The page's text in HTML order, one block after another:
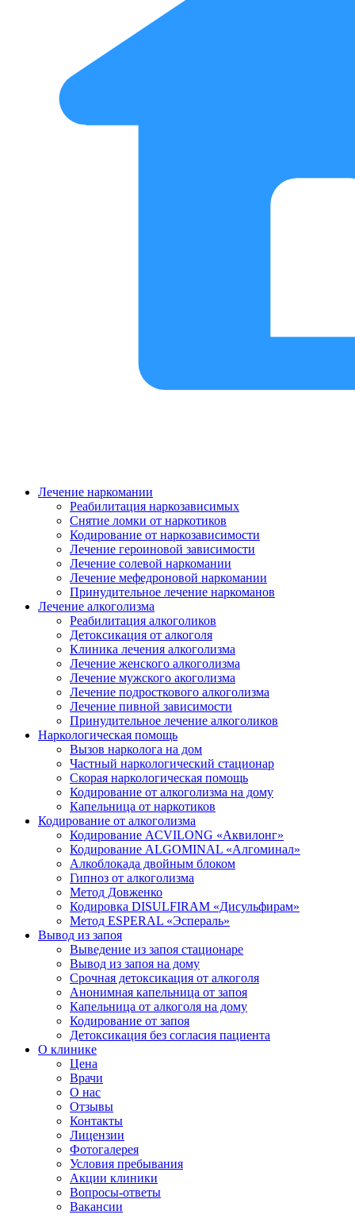
Лечение наркомании
Реабилитация наркозависимых
Снятие ломки от наркотиков
Кодирование от наркозависимости
Лечение героиновой зависимости
Лечение солевой наркомании
Лечение мефедроновой наркомании
Принудительное лечение наркоманов
Лечение алкоголизма
Реабилитация алкоголиков
Детоксикация от алкоголя
Клиника лечения алкоголизма
Лечение женского алкоголизма
Лечение мужского акоголизма
Лечение подросткового алкоголизма
Лечение пивной зависимости
Принудительное лечение алкоголиков
Наркологическая помощь
Вызов нарколога на дом
Частный наркологический стационар
Скорая наркологическая помощь
Кодирование от алкоголизма на дому
Капельница от наркотиков
Кодирование от алкоголизма
Кодирование ACVILONG «Аквилонг»
Кодирование ALGOMINAL «Алгоминал»
Алкоблокада двойным блоком
Гипноз от алкоголизма
Метод Довженко
Кодировка DISULFIRAM «Дисульфирам»
Метод ESPERAL «Эспераль»
Вывод из запоя
Выведение из запоя стационаре
Вывод из запоя на дому
Срочная детоксикация от алкоголя
Анонимная капельница от запоя
Капельница от алкоголя на дому
Кодирование от запоя
Детоксикация без согласия пациента
О клинике
Цена
Врачи
О нас
Отзывы
Контакты
Лицензии
Фотогалерея
Условия пребывания
Акции клиники
Вопросы-ответы
Вакансии